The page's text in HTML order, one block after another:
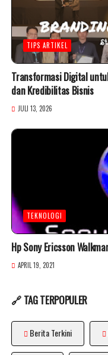
TIPS ARTIKEL
Transformasi Digital
dan Kredibilitas Bisnis
JULI 13, 2026
TEKNOLOGI
Hp Sony Ericsson
APRIL 19, 2021
🔗 TAG TERPOPULER
Berita Terkini